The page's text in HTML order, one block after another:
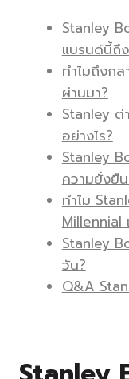
Stanley
แบรนด์นี้ถึ
ทำไมถึงกล
ผ่านมา?
Stanley ต่
อย่างไร?
Stanley
ความยั่งยื
ทำไม
Millennial
Stanley
วัน?
Q&A